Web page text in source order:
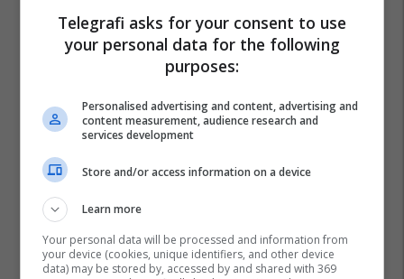
Telegrafi asks for your consent to use
your personal data for the following
purposes:
Personalised advertising and content, advertising and
content measurement, audience research and
services development
Store and/or access information on a device
Learn more
Your personal data will be processed and information from
your device (cookies, unique identifiers, and other device
data) may be stored by, accessed by and shared with 369